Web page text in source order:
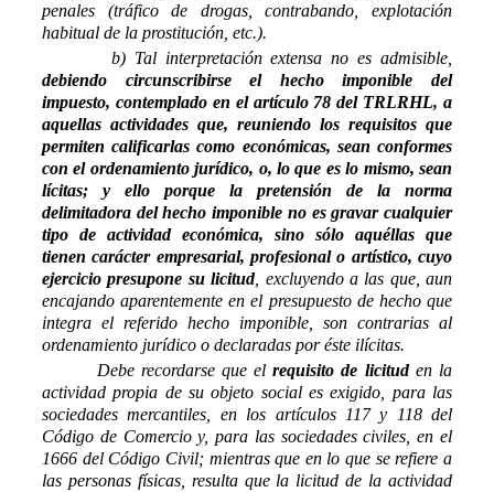
penales (tráfico de drogas, contrabando, explotación
habitual de la prostitución, etc.).
b) Tal interpretación extensa no es admisible,
debiendo circunscribirse el hecho imponible del
impuesto, contemplado en el artículo 78 del TRLRHL, a
aquellas actividades que, reuniendo los requisitos que
permiten calificarlas como económicas, sean conformes
con el ordenamiento jurídico, o, lo que es lo mismo, sean
lícitas; y ello porque la pretensión de la norma
delimitadora del hecho imponible no es gravar cualquier
tipo de actividad económica, sino sólo aquéllas que
tienen carácter empresarial, profesional o artístico, cuyo
ejercicio presupone su licitud, excluyendo a las que, aun
encajando aparentemente en el presupuesto de hecho que
integra el referido hecho imponible, son contrarias al
ordenamiento jurídico o declaradas por éste ilícitas.
Debe recordarse que elrequisito de licituden la
actividad propia de su objeto social es exigido, para las
sociedades mercantiles, en los artículos 117 y 118 del
Código de Comercio y, para las sociedades civiles, en el
1666 del Código Civil; mientras que en lo que se refiere a
las personas físicas, resulta que la licitud de la actividad